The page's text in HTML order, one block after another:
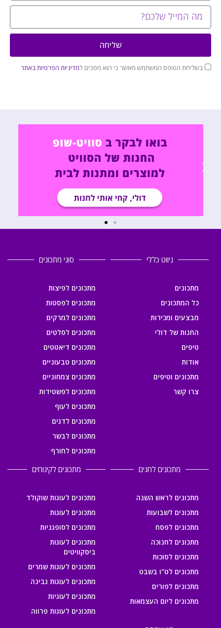
בשליחת הטופס המשתמש מאשר כי הוא מסכים למדיניות הפרטיות באתר
שליחה
ניווט כללי
מתכונים
כל המתכונים
מבצעים ומכירות
החנות של דולי
טיפים
אודות
מתכונים וטיפים
צרו קשר
סוגי מתכונים
מתכונים לפיצות
מתכונים לפסטות
מתכונים למרקים
מתכונים לסלטים
מתכונים דיאטטים
מתכונים טבעוניים
מתכונים צמחוניים
מתכונים לפשטידות
מתכונים לעוף
מתכונים לדגים
מתכונים לבשר
מתכונים לחורף
מתכונים לחגים
מתכונים לראש השנה
מתכונים לשבועות
מתכונים לפסח
מתכונים לחנוכה
מתכונים לסוכות
מתכונים לט"ו בשבט
מתכונים לפורים
מתכונים ליום העצמאות
מתכונים לקינוחים
מתכונים לעוגות שוקולד
מתכונים לעוגות
מתכונים לסופגניות
מתכונים לעוגות
ביסקוויטים
מתכונים לעוגות שמרים
מתכונים לעוגות גבינה
מתכונים לעוגיות
מתכונים לעוגות פרווה